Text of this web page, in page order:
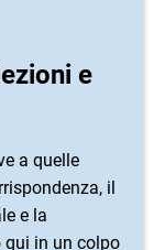
e
a quelle
il
e la
qui in un colpo